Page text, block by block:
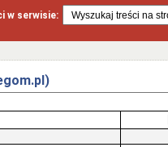
w serwisie: